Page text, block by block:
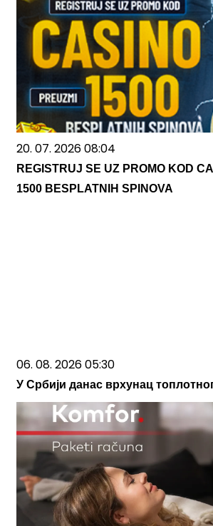
20. 07. 2026 08:04
REGISTRUJ SE UZ PROMO KOD
1500 BESPLATNIH SPINOVA
06. 08. 2026 05:30
У Србији данас врхунац